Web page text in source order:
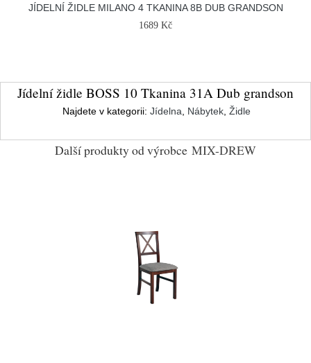
JÍDELNÍ ŽIDLE MILANO 4 TKANINA 8B DUB GRANDSON
1689 Kč
Jídelní židle BOSS 10 Tkanina 31A Dub grandson
Najdete v kategorii: Jídelna Nábytek, Židle
Další produkty od výrobce MIX-DREW